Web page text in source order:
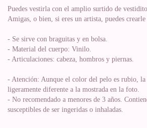
Puedes vestirla con el amplio surtido de
Amigas, o bien, si eres un artista, puedes
- Se sirve con braguitas y en bolsa.
- Material del cuerpo: Vinilo.
- Articulaciones: cabeza, hombros y piernas.
- Atención: Aunque el color del pelo es rubio,
ligeramente diferente a la mostrada en la foto.
- No recomendado a menores de 3 años.
susceptibles de ser ingeridas o inhaladas.